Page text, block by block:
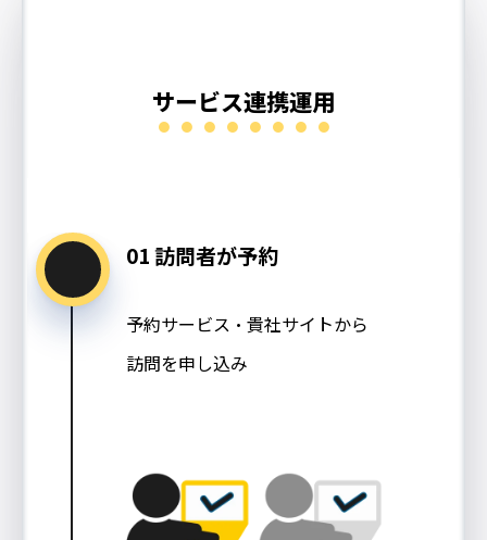
サービス連携運用
01 訪問者が予約
予約サービス・貴社サイトから
訪問を申し込み